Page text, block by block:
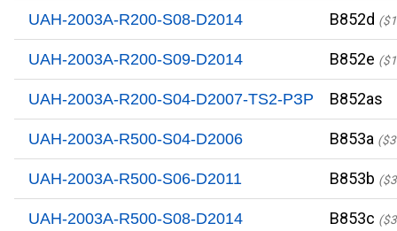
UAH-2003A-R200-S08-D2014 B852d
UAH-2003A-R200-S09-D2014 B852e
UAH-2003A-R200-S04-D2007-TS2-PЗР B852as
UAH-2003A-R500-S04-D2006 B853a
UAH-2003A-R500-S06-D2011 B853b
UAH-2003A-R500-S08-D2014 B853c